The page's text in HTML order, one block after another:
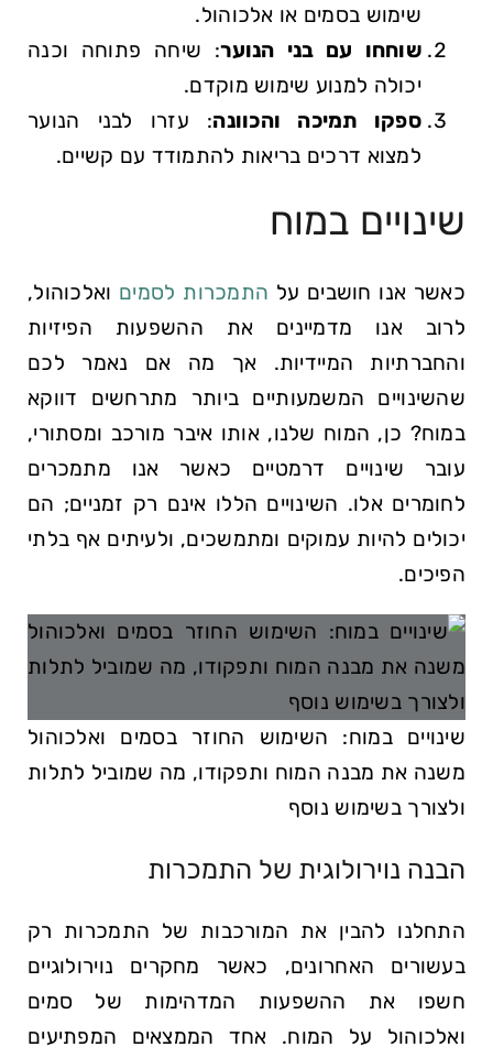
שימוש בסמים או אלכוהול.
שוחחו עם בני הנוער: שיחה פתוחה וכנה
יכולה למנוע שימוש מוקדם.
ספקו תמיכה והכוונה: עזרו לבני הנוער
למצוא דרכים בריאות להתמודד עם קשיים.
שינויים במוח
כאשר אנו חושבים על התמכרות לסמים ואלכוהול,
לרוב אנו מדמיינים את ההשפעות הפיזיות
והחברתיות המיידיות. אך מה אם נאמר לכם
שהשינויים המשמעותיים ביותר מתרחשים דווקא
במוח? כן, המוח שלנו, אותו איבר מורכב ומסתורי,
עובר שינויים דרמטיים כאשר אנו מתמכרים
לחומרים אלו. השינויים הללו אינם רק זמניים; הם
יכולים להיות עמוקים ומתמשכים, ולעיתים אף בלתי
הפיכים.
שינויים במוח: השימוש החוזר בסמים ואלכוהול
משנה את מבנה המוח ותפקודו, מה שמוביל לתלות
ולצורך בשימוש נוסף
הבנה נוירולוגית של התמכרות
התחלנו להבין את המורכבות של התמכרות רק
בעשורים האחרונים, כאשר מחקרים נוירולוגיים
חשפו את ההשפעות המדהימות של סמים
ואלכוהול על המוח. אחד הממצאים המפתיעים